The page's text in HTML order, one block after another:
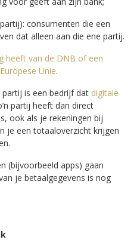
consumenten die een
dat alleen aan die ene partij.
heeft van de DNB of een
Unie.
partij is een bedrijf dat digitale
partij heeft dan direct
ook als je rekeningen bij
je een totaaloverzicht krijgen
(bijvoorbeeld apps) gaan
je betaalgegevens is nog